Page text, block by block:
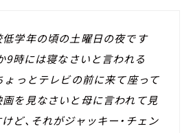
学年の頃の土曜日の夜です
9時には寝なさいと言われる
ょっとテレビの前に来て座って
を見なさいと母に言われて見
ど、それがジャッキー・チェン